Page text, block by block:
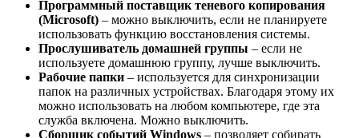
Программный поставщик теневого копирования
(Microsoft) – можно выключить, если не планируете
использовать функцию восстановления системы.
Прослушиватель домашней группы – если не
используете домашнюю группу, лучше выключить.
Рабочие папки – используется для синхронизации
папок на различных устройствах. Благодаря этому их
можно использовать на любом компьютере, где эта
служба включена. Можно выключить.
Сборщик событий Windows – позволяет собирать